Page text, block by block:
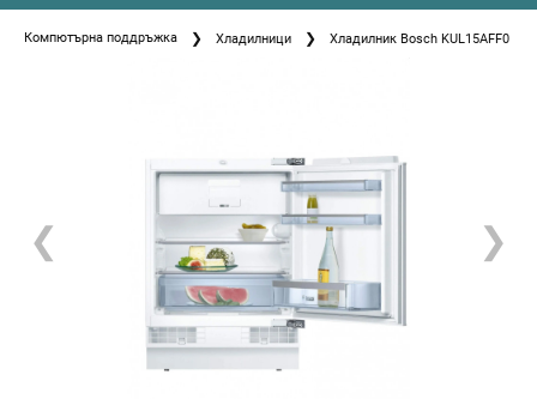
Компютърна поддръжка Хладилници Хладилник Bosch KUL15AFF0
❮ ❯